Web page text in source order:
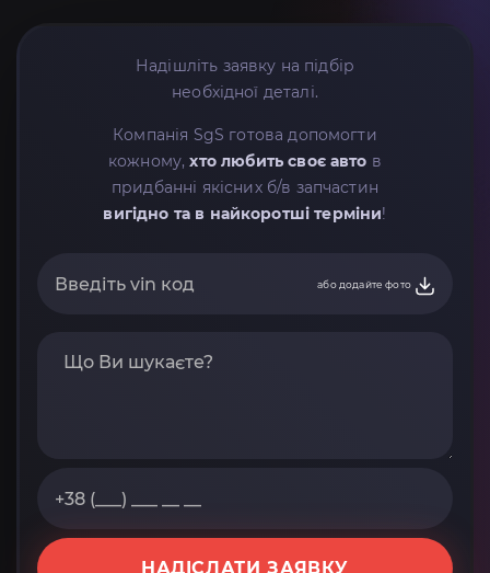
Надішліть заявку на підбір
необхідної деталі.
Компанія SgS готова допомогти
кожному,хто любить своє авто в
придбанні якісних б/в запчастин
вигідно та в найкоротші терміни!
або додайте фото
НАДІСЛАТИ ЗАЯВКУ